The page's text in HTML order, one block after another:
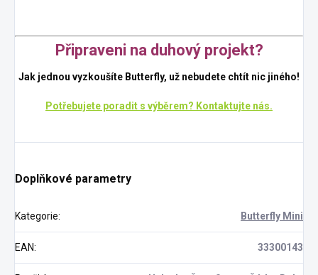
Připraveni na duhový projekt?
Jak jednou vyzkoušíte Butterfly, už nebudete chtít nic jiného!
Potřebujete poradit s výběrem? Kontaktujte nás.
Doplňkové parametry
Kategorie: Butterfly Mini
EAN: 33300143